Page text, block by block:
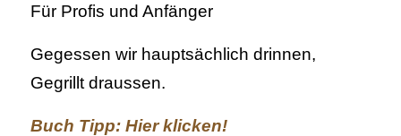
Für Profis und Anfänger
Gegessen wir hauptsächlich drinnen,
Gegrillt draussen.
Buch Tipp: Hier klicken!